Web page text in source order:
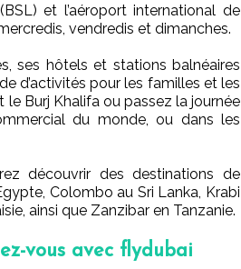
et l’aéroport international de
vendredis et dimanches.
ses hôtels et stations balnéaires
d’activités pour les familles et les
Burj Khalifa ou passez la journée
du monde, ou dans les
découvrir des destinations de
Colombo au Sri Lanka, Krabi
ainsi que Zanzibar en Tanzanie.
vous avec flydubai